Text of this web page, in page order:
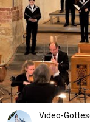
Video-